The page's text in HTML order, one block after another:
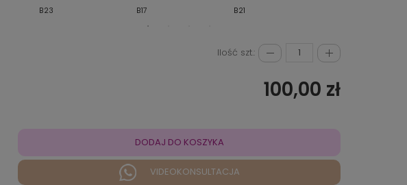
B23 B17 B21
Ilość szt.:
100,00 zł
DODAJ DO KOSZYKA
VIDEOKONSULTACJA